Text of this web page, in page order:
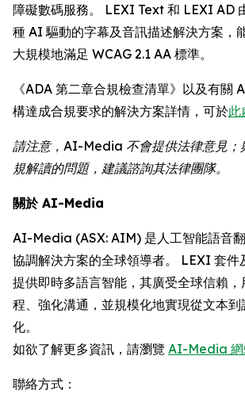
障礙數碼服務。 LEXI Text 和 LEXI AD
種 AI 驅動的字幕及音訊描述解決方案，
大規模地滿足 WCAG 2.1 AA 標準。
《ADA 第二章合規檢查清單》以及有
構達成合規要求的解決方案詳情，可於此
請注意，AI-Media 不會提供法律意見；
規解讀的問題，建議諮詢其法律團隊。
關於 AI-Media
AI-Media (ASX: AIM) 是人工智能語音
協調解決方案的全球領導者。 LEXI 套件
提供即時多語言智能，其廣受全球信賴
程、強化溝通，並規模化地實現從文本
化。
如欲了解更多資訊，請瀏覽 AI-Media 網
聯絡方式：